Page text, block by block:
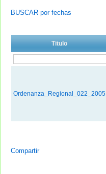
BUSCAR por fechas
Titulo
Ordenanza_Regional_022_2005
Compartir